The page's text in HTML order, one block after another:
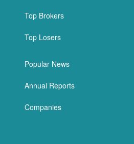
Top Brokers
Top Losers
Popular News
Annual Reports
Companies